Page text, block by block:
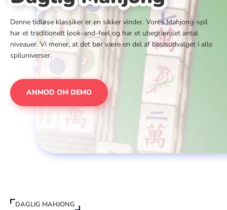
Denne tidløse klassiker er en sikker vinder. Vores Mahjong-spil
har et traditionelt look-and-feel og har et ubegrænset antal
niveauer. Vi mener, at det bør være en del af basisudvalget i alle
spiluniverser.
ANMOD OM DEMO
DAGLIG MAHJONG